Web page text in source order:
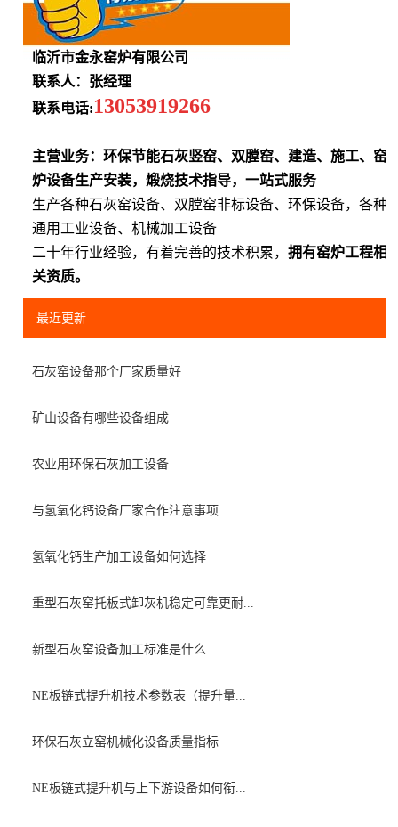
临沂市金永窑炉有限公司
联系人：张经理
联系电话:13053919266
主营业务：环保节能石灰竖窑、双膛窑、建造、施工、窑
炉设备生产安装，煅烧技术指导，一站式服务
生产各种石灰窑设备、双膛窑非标设备、环保设备，各种
通用工业设备、机械加工设备
二十年行业经验，有着完善的技术积累，拥有窑炉工程相
关资质。
最近更新
石灰窑设备那个厂家质量好
矿山设备有哪些设备组成
农业用环保石灰加工设备
与氢氧化钙设备厂家合作注意事项
氢氧化钙生产加工设备如何选择
重型石灰窑托板式卸灰机稳定可靠更耐...
新型石灰窑设备加工标准是什么
NE板链式提升机技术参数表（提升量...
环保石灰立窑机械化设备质量指标
NE板链式提升机与上下游设备如何衔...